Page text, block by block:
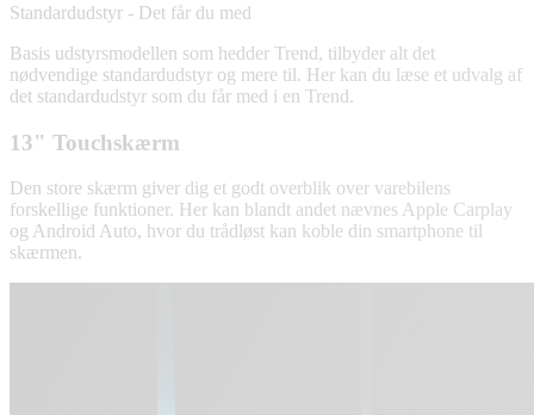
Standardudstyr - Det får du med
Basis udstyrsmodellen som hedder Trend, tilbyder alt det
nødvendige standardudstyr og mere til. Her kan du læse et udvalg af
det standardudstyr som du får med i en Trend.
13" Touchskærm
Den store skærm giver dig et godt overblik over varebilens
forskellige funktioner. Her kan blandt andet nævnes Apple Carplay
og Android Auto, hvor du trådløst kan koble din smartphone til
skærmen.